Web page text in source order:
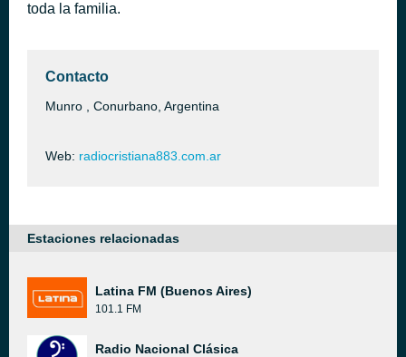
toda la familia.
Contacto
Munro , Conurbano, Argentina
Web: radiocristiana883.com.ar
Estaciones relacionadas
Latina FM (Buenos Aires)
101.1 FM
Radio Nacional Clásica